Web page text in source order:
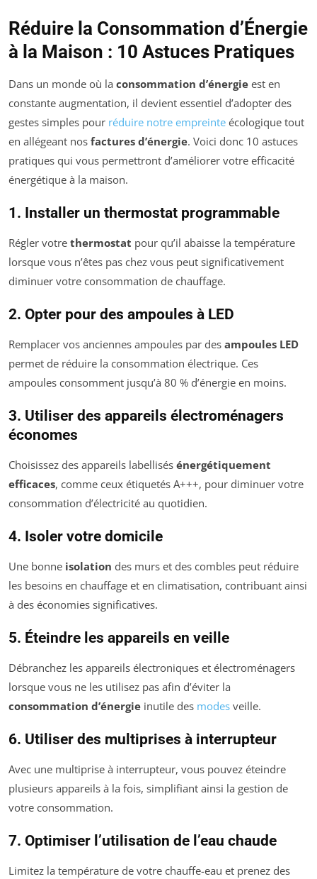
Réduire la Consommation d’Énergie
à la Maison : 10 Astuces Pratiques
Dans un monde où la consommation d’énergie est en
constante augmentation, il devient essentiel d’adopter des
gestes simples pour réduire notre empreinte écologique tout
en allégeant nos factures d’énergie. Voici donc 10 astuces
pratiques qui vous permettront d’améliorer votre efficacité
énergétique à la maison.
1. Installer un thermostat programmable
Régler votre thermostat pour qu’il abaisse la température
lorsque vous n’êtes pas chez vous peut significativement
diminuer votre consommation de chauffage.
2. Opter pour des ampoules à LED
Remplacer vos anciennes ampoules par des ampoules LED
permet de réduire la consommation électrique. Ces
ampoules consomment jusqu’à 80 % d’énergie en moins.
3. Utiliser des appareils électroménagers
économes
Choisissez des appareils labellisés énergétiquement
efficaces, comme ceux étiquetés A+++, pour diminuer votre
consommation d’électricité au quotidien.
4. Isoler votre domicile
Une bonne isolation des murs et des combles peut réduire
les besoins en chauffage et en climatisation, contribuant ainsi
à des économies significatives.
5. Éteindre les appareils en veille
Débranchez les appareils électroniques et électroménagers
lorsque vous ne les utilisez pas afin d’éviter la
consommation d’énergie inutile des modes veille.
6. Utiliser des multiprises à interrupteur
Avec une multiprise à interrupteur, vous pouvez éteindre
plusieurs appareils à la fois, simplifiant ainsi la gestion de
votre consommation.
7. Optimiser l’utilisation de l’eau chaude
Limitez la température de votre chauffe-eau et prenez des